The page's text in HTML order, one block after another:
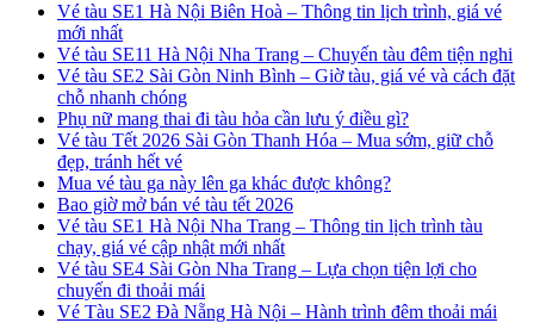
Vé tàu SE1 Hà Nội Biên Hoà – Thông tin lịch trình, giá vé
mới nhất
Vé tàu SE11 Hà Nội Nha Trang – Chuyến tàu đêm tiện nghi
Vé tàu SE2 Sài Gòn Ninh Bình – Giờ tàu, giá vé và cách đặt
chỗ nhanh chóng
Phụ nữ mang thai đi tàu hỏa cần lưu ý điều gì?
Vé tàu Tết 2026 Sài Gòn Thanh Hóa – Mua sớm, giữ chỗ
đẹp, tránh hết vé
Mua vé tàu ga này lên ga khác được không?
Bao giờ mở bán vé tàu tết 2026
Vé tàu SE1 Hà Nội Nha Trang – Thông tin lịch trình tàu
chạy, giá vé cập nhật mới nhất
Vé tàu SE4 Sài Gòn Nha Trang – Lựa chọn tiện lợi cho
chuyến đi thoải mái
Vé Tàu SE2 Đà Nẵng Hà Nội – Hành trình đêm thoải mái